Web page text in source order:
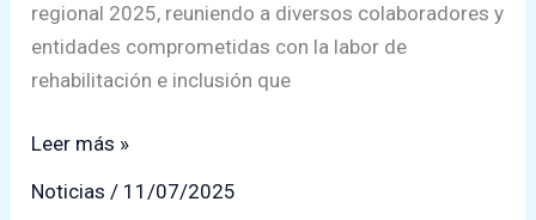
regional 2025, reuniendo a diversos colaboradores y
entidades comprometidas con la labor de
rehabilitación e inclusión que
Colegio
Leer más »
Noticias / 11/07/2025